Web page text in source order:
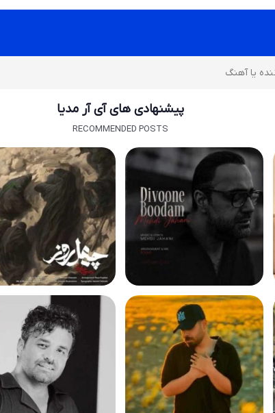
پیشنهادی های آی آر مدیا
RECOMMENDED POSTS